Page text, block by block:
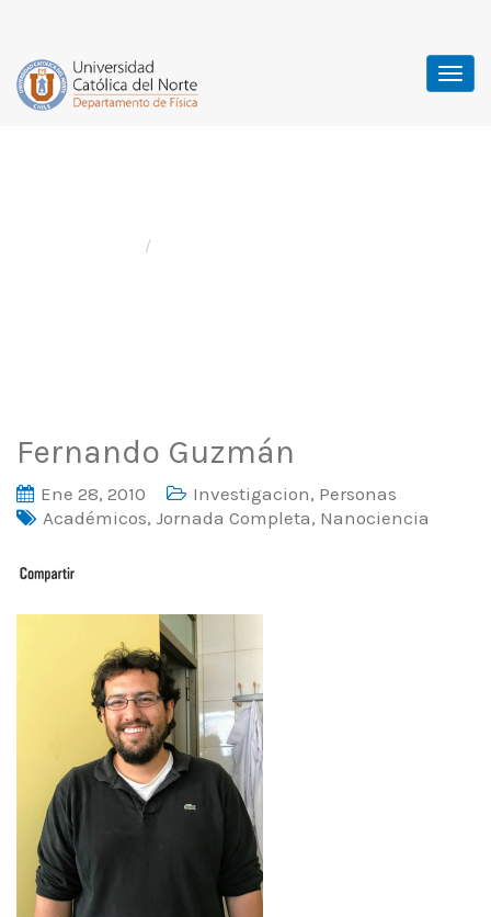
Fernando Guzmán
Ene 28, 2010 Investigacion, Personas
Académicos, Jornada Completa, Nanociencia